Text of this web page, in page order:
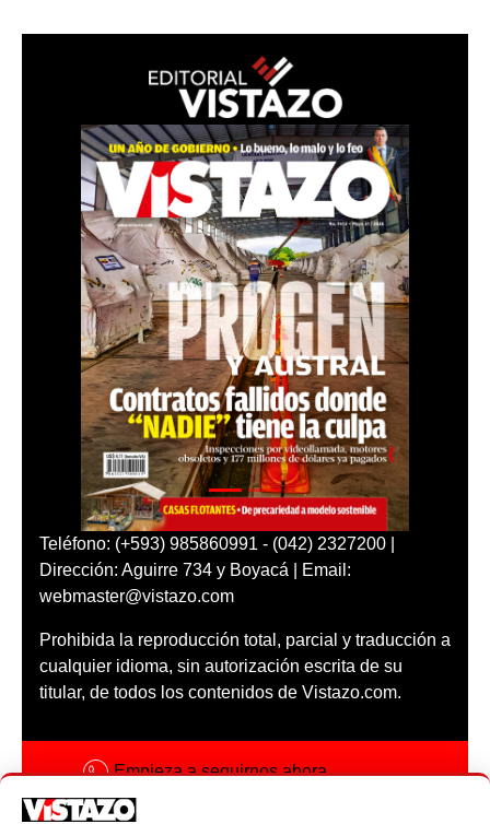
Teléfono: (+593) 985860991 - (042) 2327200 |
Dirección: Aguirre 734 y Boyacá | Email:
webmaster@vistazo.com
Prohibida la reproducción total, parcial y traducción a
cualquier idioma, sin autorización escrita de su
titular, de todos los contenidos de Vistazo.com.
Empieza a seguirnos ahora